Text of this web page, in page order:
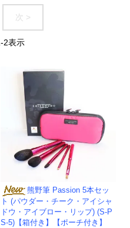
次 >
-2表示
熊野筆 Passion 5本セッ
ト (パウダー・チーク・アイシャ
ドウ・アイブロー・リップ) (S-P
S-5)【箱付き】【ポーチ付き】